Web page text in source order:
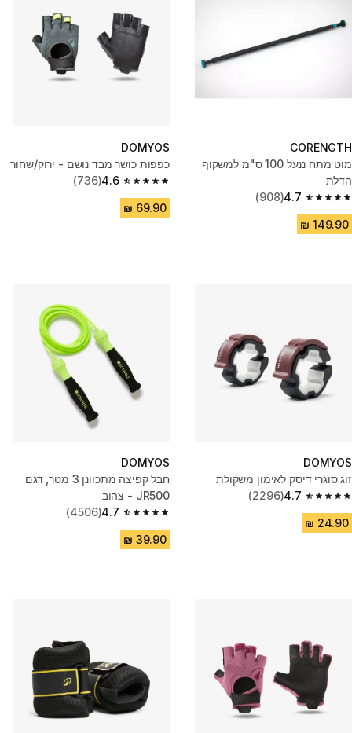
CORENGTH
מוט מתח ננעל 100 ס"מ למשקוף
הדלת
4.7
4.7 out of 5 stars from 908 reviews
(908)
DOMYOS
כפפות כושר מבד נושם - ירוק/שחור
4.6
4.6 out of 5 stars from 736 reviews
(736)
DOMYOS
זוג סוגרי דיסק לאימון משקולת
4.7
4.7 out of 5 stars from 2296 reviews
(2296)
DOMYOS
חבל קפיצה מתכוונן 3 מטר, דגם
JR500 - צהוב
4.7
4.7 out of 5 stars from 4506 reviews
(4506)